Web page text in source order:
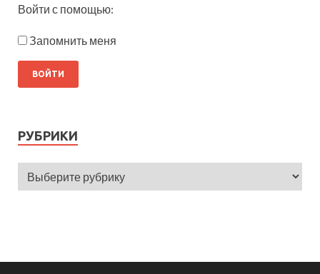
Войти с помощью:
Запомнить меня
РУБРИКИ